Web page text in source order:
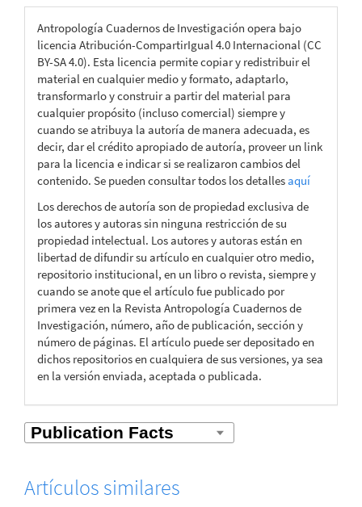
Antropología Cuadernos de Investigación opera bajo
licencia Atribución-CompartirIgual 4.0 Internacional (CC
BY-SA 4.0). Esta licencia permite copiar y redistribuir el
material en cualquier medio y formato, adaptarlo,
transformarlo y construir a partir del material para
cualquier propósito (incluso comercial) siempre y
cuando se atribuya la autoría de manera adecuada, es
decir, dar el crédito apropiado de autoría, proveer un link
para la licencia e indicar si se realizaron cambios del
contenido. Se pueden consultar todos los detallesaquí
Los derechos de autoría son de propiedad exclusiva de
los autores y autoras sin ninguna restricción de su
propiedad intelectual. Los autores y autoras están en
libertad de difundir su artículo en cualquier otro medio,
repositorio institucional, en un libro o revista, siempre y
cuando se anote que el artículo fue publicado por
primera vez en la Revista Antropología Cuadernos de
Investigación, número, año de publicación, sección y
número de páginas. El artículo puede ser depositado en
dichos repositorios en cualquiera de sus versiones, ya sea
en la versión enviada, aceptada o publicada.
Artículos similares